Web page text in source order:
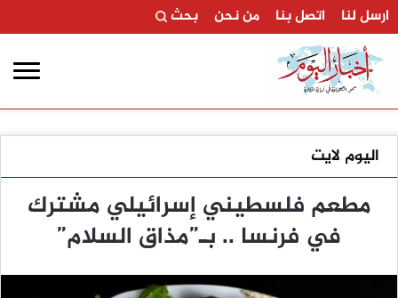
ارسل لنا اتصل بنا من نحن بحث
اليوم لايت
مطعم فلسطيني إسرائيلي مشترك
في فرنسا .. بـ”مذاق السلام”